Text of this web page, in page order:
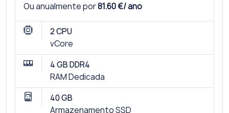
Ou anualmente por81.60 €/ ano
2 CPU
vCore
4 GB DDR4
RAM Dedicada
40 GB
Armazenamento SSD